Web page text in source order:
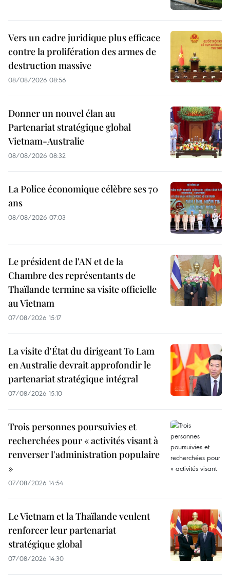
Vers un cadre juridique plus efficace
contre la prolifération des armes de
destruction massive
08/08/2026 08:56
Donner un nouvel élan au
Partenariat stratégique global
Vietnam-Australie
08/08/2026 08:32
La Police économique célèbre ses 70
ans
08/08/2026 07:03
Le président de l'AN et de la
Chambre des représentants de
Thaïlande termine sa visite officielle
au Vietnam
07/08/2026 15:17
La visite d'État du dirigeant To Lam
en Australie devrait approfondir le
partenariat stratégique intégral
07/08/2026 15:10
Trois personnes poursuivies et
recherchées pour « activités visant à
renverser l'administration populaire
»
07/08/2026 14:54
Le Vietnam et la Thaïlande veulent
renforcer leur partenariat
stratégique global
07/08/2026 14:30